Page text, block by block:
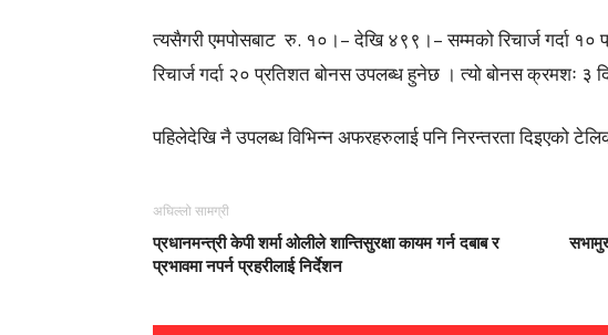
त्यसैगरी एमपोसबाट रु. १०।– देखि ४९९।– सम्मको रिचार्ज गर्दा १०
रिचार्ज गर्दा २० प्रतिशत बोनस उपलब्ध हुनेछ । त्यो बोनस क्रमशः ३
पहिलेदेखि नै उपलब्ध विभिन्न अफरहरुलाई पनि निरन्तरता दिइएको
अघिल्लो सामग्री
प्रधानमन्त्री केपी शर्मा ओलीले शान्तिसुरक्षा कायम गर्न दबाब र
प्रभावमा नपर्न प्रहरीलाई निर्देशन